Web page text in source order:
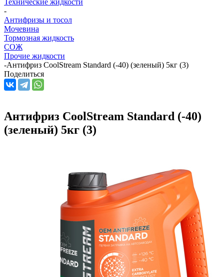
-
Антифризы и тосол
Мочевина
Тормозная жидкость
СОЖ
Прочие жидкости
-Антифриз CoolStream Standard (-40) (зеленый) 5кг (3)
Поделиться
Антифриз CoolStream Standard (-40)
(зеленый) 5кг (3)